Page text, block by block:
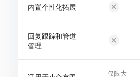
内置个性化拓展
回复跟踪和管道
管理
仅限大